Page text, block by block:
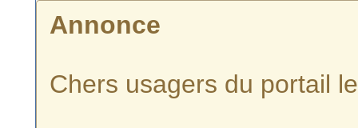
Annonce
Chers usagers du portail